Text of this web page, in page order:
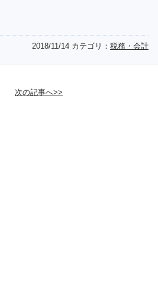
2018/11/14 カテゴリ： 税務・会計
次の記事へ>>